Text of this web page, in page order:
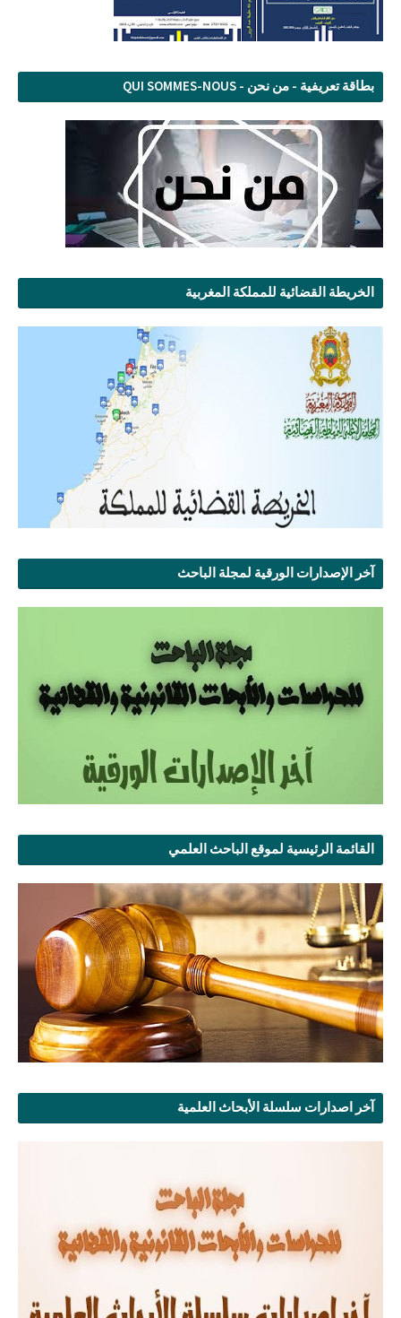
بطاقة تعريفية - من نحن - QUI SOMMES-NOUS
الخريطة القضائية للمملكة المغربية
آخر الإصدارات الورقية لمجلة الباحث
القائمة الرئيسية لموقع الباحث العلمي
آخر اصدارات سلسلة الأبحاث العلمية